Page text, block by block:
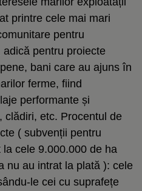
printre cele mai mari
pentru
adică pentru proiecte
bani care au ajuns în
ferme, fiind
performante și
clădiri, etc. Procentul de
( subvenții pentru
cele 9.000.000 de ha
nu au intrat la plată ): cele
le cei cu suprafețe